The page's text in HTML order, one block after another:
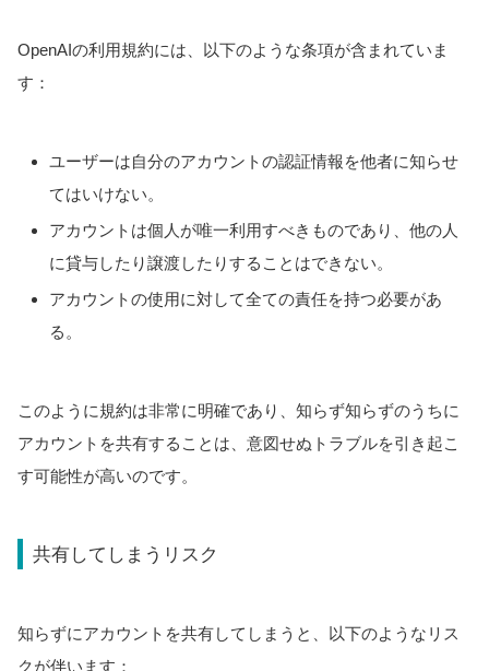
OpenAIの利用規約には、以下のような条項が含まれていま
す：
ユーザーは自分のアカウントの認証情報を他者に知らせ
てはいけない。
アカウントは個人が唯一利用すべきものであり、他の人
に貸与したり譲渡したりすることはできない。
アカウントの使用に対して全ての責任を持つ必要があ
る。
このように規約は非常に明確であり、知らず知らずのうちに
アカウントを共有することは、意図せぬトラブルを引き起こ
す可能性が高いのです。
共有してしまうリスク
知らずにアカウントを共有してしまうと、以下のようなリス
クが伴います：